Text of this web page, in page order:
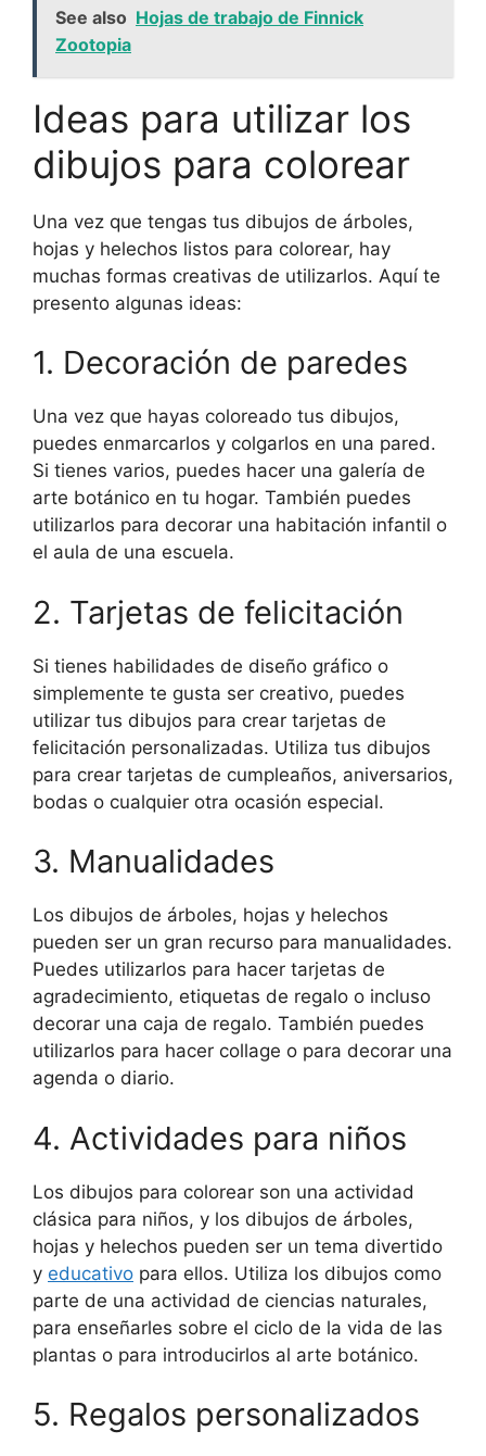
See also Hojas de trabajo de Finnick
Zootopia
Ideas para utilizar los
dibujos para colorear
Una vez que tengas tus dibujos de árboles,
hojas y helechos listos para colorear, hay
muchas formas creativas de utilizarlos. Aquí te
presento algunas ideas:
1. Decoración de paredes
Una vez que hayas coloreado tus dibujos,
puedes enmarcarlos y colgarlos en una pared.
Si tienes varios, puedes hacer una galería de
arte botánico en tu hogar. También puedes
utilizarlos para decorar una habitación infantil o
el aula de una escuela.
2. Tarjetas de felicitación
Si tienes habilidades de diseño gráfico o
simplemente te gusta ser creativo, puedes
utilizar tus dibujos para crear tarjetas de
felicitación personalizadas. Utiliza tus dibujos
para crear tarjetas de cumpleaños, aniversarios,
bodas o cualquier otra ocasión especial.
3. Manualidades
Los dibujos de árboles, hojas y helechos
pueden ser un gran recurso para manualidades.
Puedes utilizarlos para hacer tarjetas de
agradecimiento, etiquetas de regalo o incluso
decorar una caja de regalo. También puedes
utilizarlos para hacer collage o para decorar una
agenda o diario.
4. Actividades para niños
Los dibujos para colorear son una actividad
clásica para niños, y los dibujos de árboles,
hojas y helechos pueden ser un tema divertido
y educativo para ellos. Utiliza los dibujos como
parte de una actividad de ciencias naturales,
para enseñarles sobre el ciclo de la vida de las
plantas o para introducirlos al arte botánico.
5. Regalos personalizados